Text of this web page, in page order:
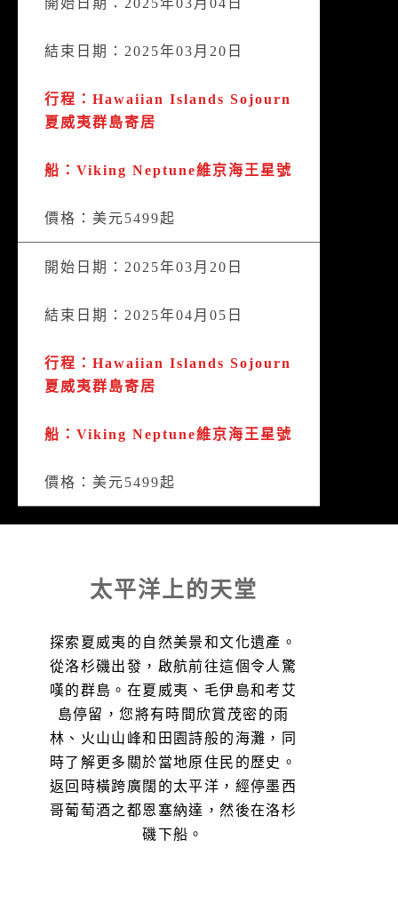
結束日期：2025年03月20日
行程：Hawaiian Islands Sojourn
夏威夷群島寄居
船：Viking Neptune維京海王星號
價格：美元5499起
開始日期：2025年03月20日
結束日期：2025年04月05日
行程：Hawaiian Islands Sojourn
夏威夷群島寄居
船：Viking Neptune維京海王星號
價格：美元5499起
太平洋上的天堂
探索夏威夷的自然美景和文化遺產。
從洛杉磯出發，啟航前往這個令人驚
嘆的群島。在夏威夷、毛伊島和考艾
島停留，您將有時間欣賞茂密的雨
林、火山山峰和田園詩般的海灘，同
時了解更多關於當地原住民的歷史。
返回時橫跨廣闊的太平洋，經停墨西
哥葡萄酒之都恩塞納達，然後在洛杉
磯下船。